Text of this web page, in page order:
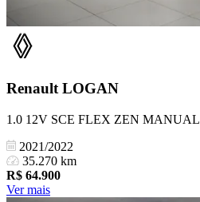
RenaultLOGAN
1.0 12V SCE FLEX ZEN MANUAL
2021/2022
35.270 km
R$ 64.900
Ver mais